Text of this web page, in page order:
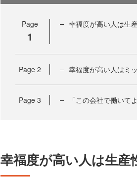
Page
1
幸福度が高い人は生
Page 2 幸福度が高い人はミ
Page 3 「この会社で働いて
幸福度が高い人は生産